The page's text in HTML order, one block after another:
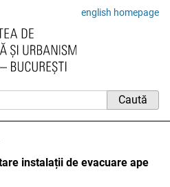
english homepage
instalații de evacuare ape